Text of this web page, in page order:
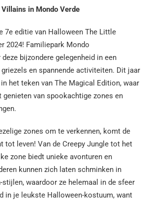
in Mondo Verde
7e editie van Halloween The Little
2024! Familiepark Mondo
bijzondere gelegenheid in een
en spannende activiteiten. Dit jaar
het teken van The Magical Edition, waar
genieten van spookachtige zones en
zones om te verkennen, komt de
tot leven! Van de Creepy Jungle tot het
zone biedt unieke avonturen en
kunnen zich laten schminken in
waardoor ze helemaal in de sfeer
in je leukste Halloween-kostuum, want